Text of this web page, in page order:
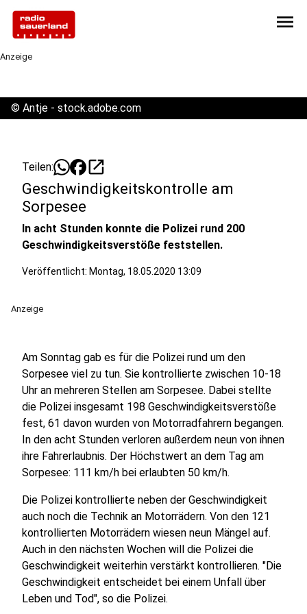
menu
Anzeige
© Antje - stock.adobe.com
Teilen: open_in_new
Geschwindigkeitskontrolle am
Sorpesee
In acht Stunden konnte die Polizei rund 200
Geschwindigkeitsverstöße feststellen.
Veröffentlicht: Montag, 18.05.2020 13:09
Anzeige
Am Sonntag gab es für die Polizei rund um den
Sorpesee viel zu tun. Sie kontrollierte zwischen 10-18
Uhr an mehreren Stellen am Sorpesee. Dabei stellte
die Polizei insgesamt 198 Geschwindigkeitsverstöße
fest, 61 davon wurden von Motorradfahrern begangen.
In den acht Stunden verloren außerdem neun von ihnen
ihre Fahrerlaubnis. Der Höchstwert an dem Tag am
Sorpesee: 111 km/h bei erlaubten 50 km/h.
Die Polizei kontrollierte neben der Geschwindigkeit
auch noch die Technik an Motorrädern. Von den 121
kontrollierten Motorrädern wiesen neun Mängel auf.
Auch in den nächsten Wochen will die Polizei die
Geschwindigkeit weiterhin verstärkt kontrollieren. "Die
Geschwindigkeit entscheidet bei einem Unfall über
Leben und Tod", so die Polizei.